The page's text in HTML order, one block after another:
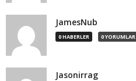
JamesNub
0 HABERLER 0 YORUMLAR
Jasonirrag